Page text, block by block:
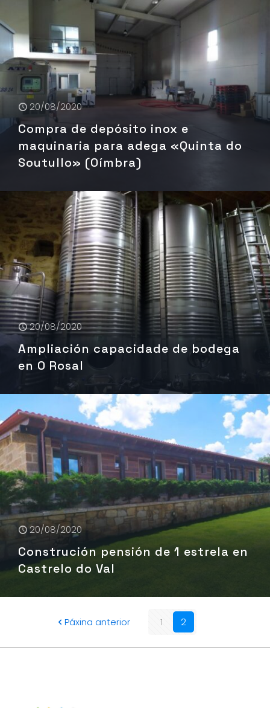
20/08/2020
Compra de depósito inox e
maquinaria para adega «Quinta do
Soutullo» (Oímbra)
20/08/2020
Ampliación capacidade de bodega
en O Rosal
20/08/2020
Construción pensión de 1 estrela en
Castrelo do Val
Páxina anterior 1 2